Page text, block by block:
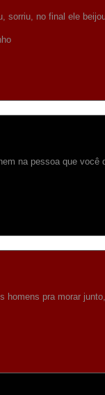
sorriu, no final ele
na pessoa que você
homens pra morar